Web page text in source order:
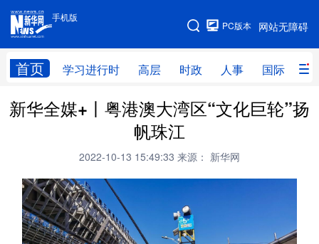
手机版
网站无障碍
PC版本
首页 学习进行时 高层 时政 人事 国际 财
手机版
网站地图
学习进行时 高层 时政 人事
全球连线
科技 科创
文化 书画 健康
新华全媒+丨粤港澳大湾区“文化巨轮”扬
帆珠江
2022-10-13 15:49:33 来源： 新华网